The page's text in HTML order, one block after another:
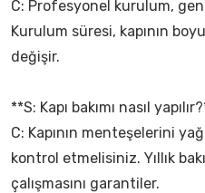
C: Profesyonel kurulum,
Kurulum süresi, kapının
değişir.
**S: Kapı bakımı nasıl
C: Kapının menteşelerini
kontrol etmelisiniz. Yıllık
çalışmasını garantiler.